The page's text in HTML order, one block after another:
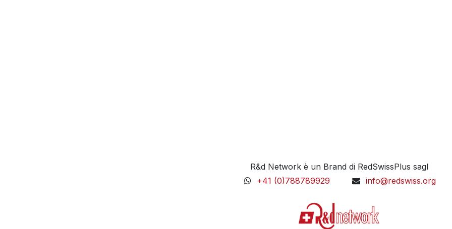
R&d Network è un Brand di RedSwissPlus sagl
+41 (0)788789929
info@redswiss.org